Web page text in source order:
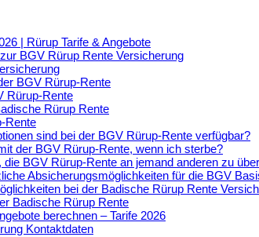
| Rürup Tarife & Angebote
BGV Rürup Rente Versicherung
BGV Rürup-Rente
Rürup-Rente
Rürup Rente
Rente
sind bei der BGV Rürup-Rente verfügbar?
der BGV Rürup-Rente, wenn ich sterbe?
die BGV Rürup-Rente an jemand anderen zu
Absicherungsmöglichkeiten für die BGV
bei der Badische Rürup Rente
Badische Rürup Rente
berechnen – Tarife 2026
Kontaktdaten